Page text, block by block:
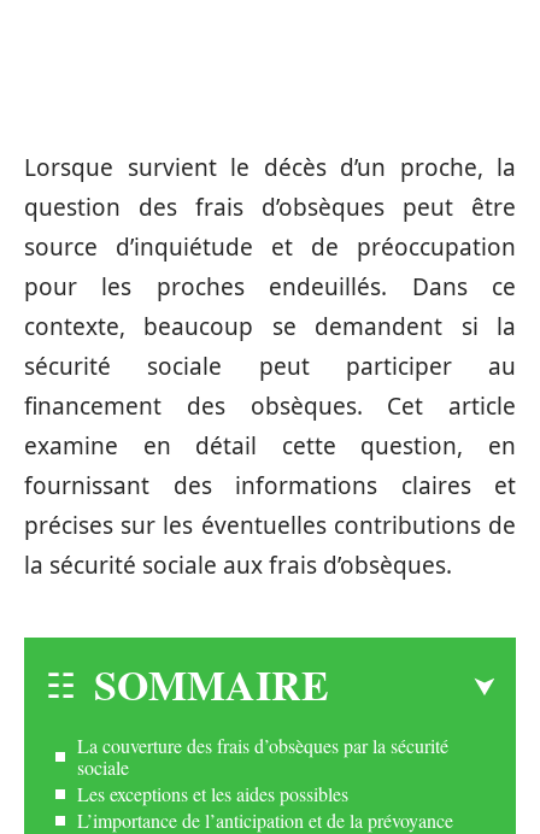
Lorsque survient le décès d’un proche, la
question des frais d’obsèques peut être
source d’inquiétude et de préoccupation
pour les proches endeuillés. Dans ce
contexte, beaucoup se demandent si la
sécurité sociale peut participer au
financement des obsèques. Cet article
examine en détail cette question, en
fournissant des informations claires et
précises sur les éventuelles contributions de
la sécurité sociale aux frais d’obsèques.
SOMMAIRE
La couverture des frais d’obsèques par la sécurité
sociale
Les exceptions et les aides possibles
L’importance de l’anticipation et de la prévoyance